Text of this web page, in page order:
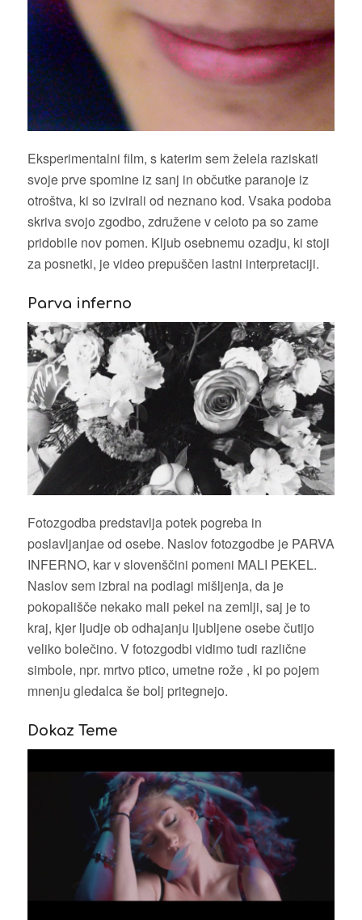
Eksperimentalni film, s katerim sem želela raziskati
svoje prve spomine iz sanj in občutke paranoje iz
otroštva, ki so izvirali od neznano kod. Vsaka podoba
skriva svojo zgodbo, združene v celoto pa so zame
pridobile nov pomen. Kljub osebnemu ozadju, ki stoji
za posnetki, je video prepuščen lastni interpretaciji.
Parva inferno
Fotozgodba predstavlja potek pogreba in
poslavljanjae od osebe. Naslov fotozgodbe je PARVA
INFERNO, kar v slovenščini pomeni MALI PEKEL.
Naslov sem izbral na podlagi mišljenja, da je
pokopališče nekako mali pekel na zemlji, saj je to
kraj, kjer ljudje ob odhajanju ljubljene osebe čutijo
veliko bolečino. V fotozgodbi vidimo tudi različne
simbole, npr. mrtvo ptico, umetne rože , ki po pojem
mnenju gledalca še bolj pritegnejo.
Dokaz Teme